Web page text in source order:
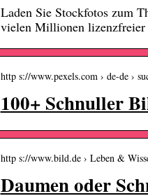
Laden Sie Stockfotos zum
vielen Millionen
http s://www.pexels.com › de-de ›
100+ Schnuller
http s://www.bild.de › Leben &
Daumen oder